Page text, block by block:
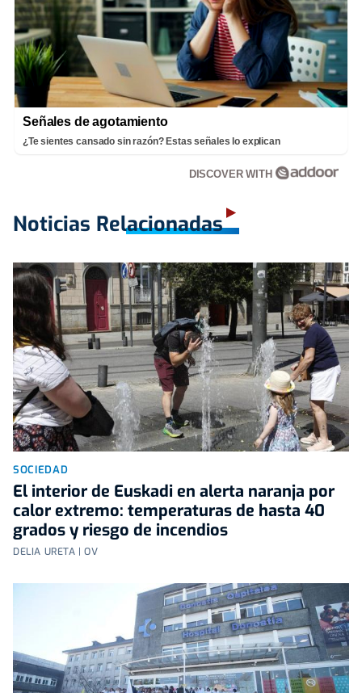
Señales de agotamiento
¿Te sientes cansado sin razón? Estas señales lo explican
DISCOVER WITH
Noticias Relacionadas
SOCIEDAD
El interior de Euskadi en alerta naranja por
calor extremo: temperaturas de hasta 40
grados y riesgo de incendios
DELIA URETA | OV